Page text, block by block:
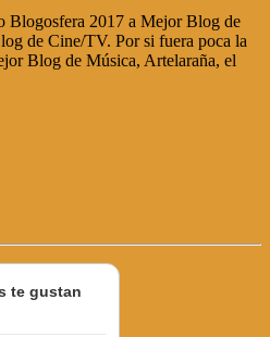
Blogosfera 2017 a Mejor Blog de
de Cine/TV. Por si fuera poca la
Blog de Música, Artelaraña, el
te gustan